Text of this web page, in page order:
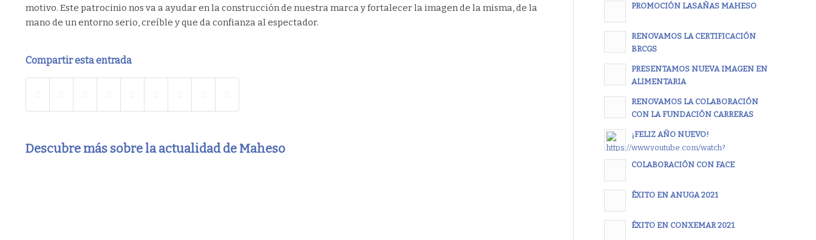
motivo. Este patrocinio nos va a ayudar en la construcción de nuestra marca y fortalecer la imagen de la misma, de la
mano de un entorno serio, creíble y que da confianza al espectador.
Compartir esta entrada
Descubre más sobre la actualidad de Maheso
PROMOCIÓN LASAÑAS MAHESO
RENOVAMOS LA CERTIFICACIÓN
BRCGS
PRESENTAMOS NUEVA IMAGEN EN
ALIMENTARIA
RENOVAMOS LA COLABORACIÓN
CON LA FUNDACIÓN CARRERAS
¡FELIZ AÑO NUEVO!
COLABORACIÓN CON FACE
ÉXITO EN ANUGA 2021
ÉXITO EN CONXEMAR 2021